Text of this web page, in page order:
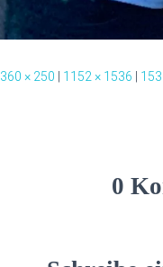
360 × 250 1152 × 1536
0